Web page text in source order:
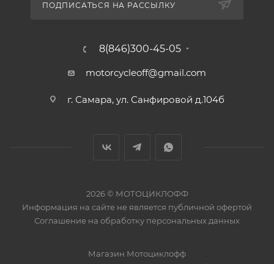
ПОДПИСАТЬСЯ НА РАССЫЛКУ
8(846)300-45-05
motorcycleoff@gmail.com
г. Самара, ул. Санфировой д.104б
2026 © МОТОЦИКЛОФФ
Информация на сайте не является публичной офертой
Соглашение на обработку персональных данных
Магазин Мотоциклофф